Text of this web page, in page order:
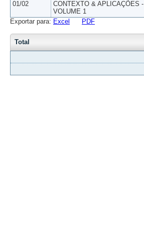
01/02
CONTEXTO & APLICAÇÕES -
VOLUME 1
Exportar para: Excel PDF
Total